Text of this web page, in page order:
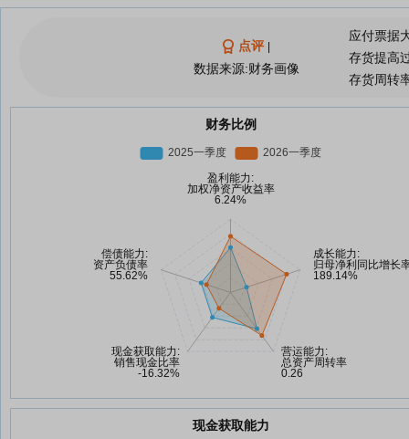
点评
数据来源:财务画像
应付票据
存货提高
存货周转
财务比例
现金获取能力